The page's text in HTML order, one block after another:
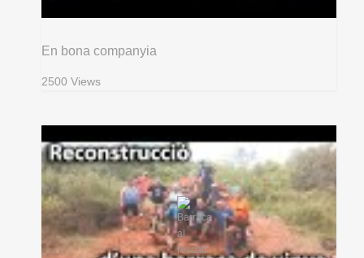
En bona companyia
2500 Views